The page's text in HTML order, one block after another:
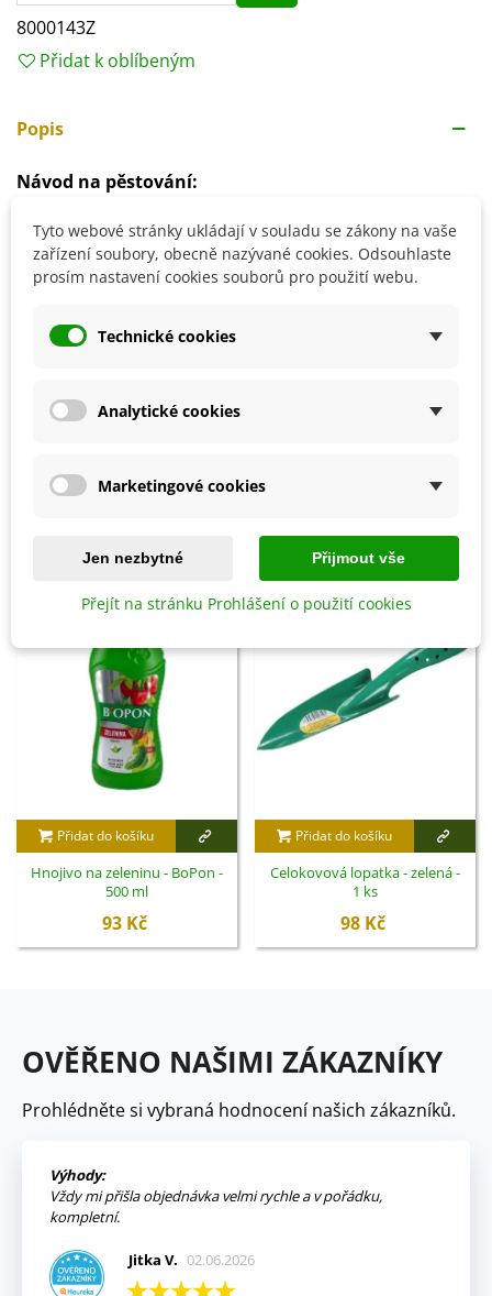
8000143Z
Přidat k oblíbeným
Popis
Návod na pěstování:
Výsev semen provádíme zjara nebo na podzimpřímo
na stanoviště.
Semínka příliš nepřekrýváme.
Stanoviště volíme slunečné, ale ne na přímém slunci.
Přidat do košíku
Hnojivo na zeleninu - BoPon -
500 ml
93 Kč
Přidat do košíku
Celokovová lopatka - zelená -
1 ks
98 Kč
OVĚŘENO NAŠIMI ZÁKAZNÍKY
Prohlédněte si vybraná hodnocení našich zákazníků.
Výhody:
Vždy mi přišla objednávka velmi rychle a v pořádku,
kompletní.
Jitka V. 02.06.2026
Tyto webové stránky ukládají v souladu se zákony na vaše
zařízení soubory, obecně nazývané cookies. Odsouhlaste
prosím nastavení cookies souborů pro použití webu.
Technické cookies
Analytické cookies
Marketingové cookies
Jen nezbytné Přijmout vše
Přejít na stránku Prohlášení o použití cookies